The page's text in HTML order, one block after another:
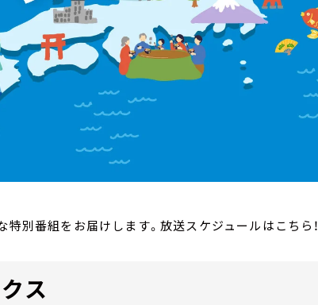
別番組をお届けします。放送スケジュールはこちら！
ス